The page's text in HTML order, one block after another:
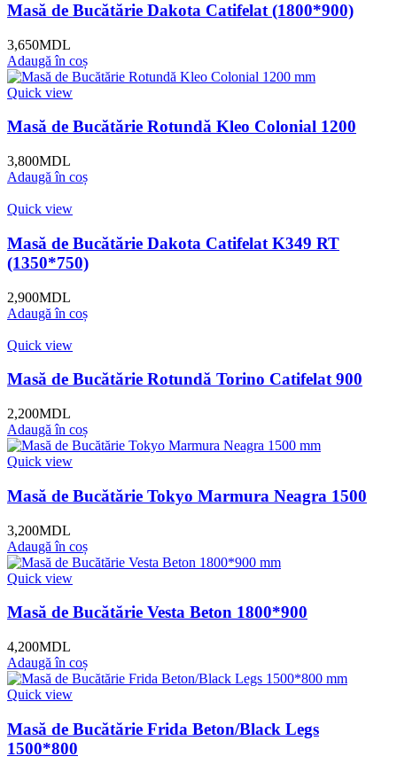
Masă de Bucătărie Dakota Catifelat (1800*900)
3,650MDL
Adaugă în coș
Quick view
Masă de Bucătărie Rotundă Kleo Colonial 1200
3,800MDL
Adaugă în coș
Quick view
Masă de Bucătărie Dakota Catifelat K349 RT
(1350*750)
2,900MDL
Adaugă în coș
Quick view
Masă de Bucătărie Rotundă Torino Catifelat 900
2,200MDL
Adaugă în coș
Quick view
Masă de Bucătărie Tokyo Marmura Neagra 1500
3,200MDL
Adaugă în coș
Quick view
Masă de Bucătărie Vesta Beton 1800*900
4,200MDL
Adaugă în coș
Quick view
Masă de Bucătărie Frida Beton/Black Legs
1500*800